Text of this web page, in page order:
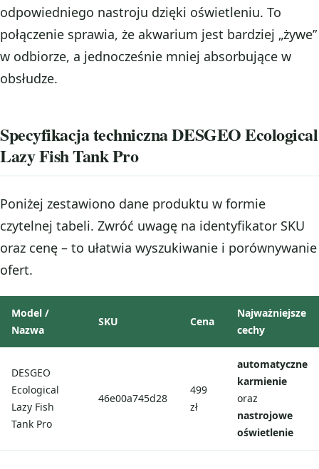
odpowiedniego nastroju dzięki oświetleniu. To
połączenie sprawia, że akwarium jest bardziej „żywe”
w odbiorze, a jednocześnie mniej absorbujące w
obsłudze.
Specyfikacja techniczna DESGEO Ecological
Lazy Fish Tank Pro
Poniżej zestawiono dane produktu w formie
czytelnej tabeli. Zwróć uwagę na identyfikator SKU
oraz cenę – to ułatwia wyszukiwanie i porównywanie
ofert.
Model /
Nazwa
SKU Cena
Najważniejsze
cechy
DESGEO
Ecological
Lazy Fish
Tank Pro
46e00a745d28
499
zł
automatyczne
karmienie
oraz
nastrojowe
oświetlenie